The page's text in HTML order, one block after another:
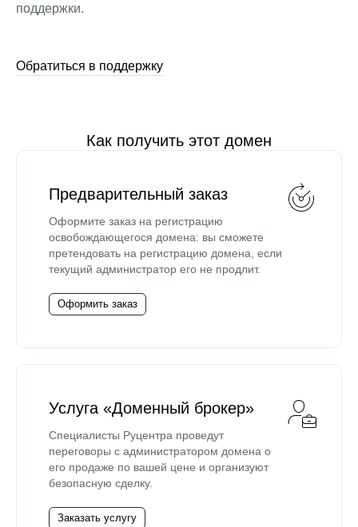
поддержки.
Обратиться в поддержку
Как получить этот домен
Предварительный заказ
Оформите заказ на регистрацию
освобождающегося домена: вы сможете
претендовать на регистрацию домена, если
текущий администратор его не продлит.
Оформить заказ
Услуга «Доменный брокер»
Специалисты Руцентра проведут
переговоры с администратором домена о
его продаже по вашей цене и организуют
безопасную сделку.
Заказать услугу